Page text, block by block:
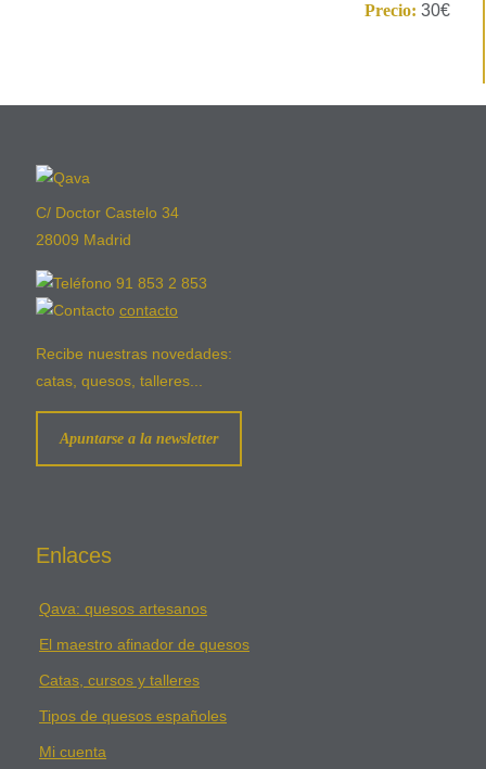
Precio: 30€
C/ Doctor Castelo 34
28009 Madrid
91 853 2 853
contacto
Recibe nuestras novedades:
catas, quesos, talleres...
Apuntarse a la newsletter
Enlaces
Qava: quesos artesanos
El maestro afinador de quesos
Catas, cursos y talleres
Tipos de quesos españoles
Mi cuenta